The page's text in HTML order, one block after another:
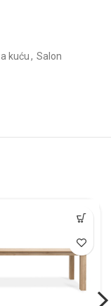
kuću, Salon